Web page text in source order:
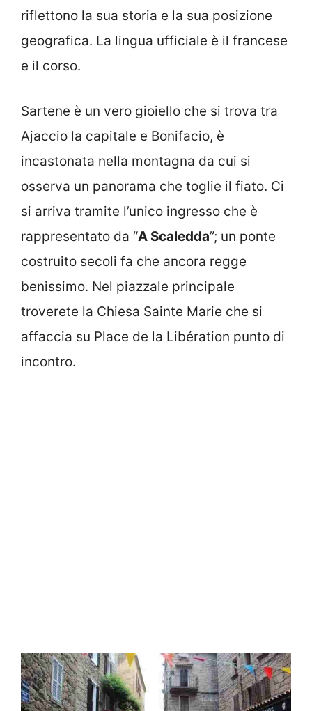
riflettono la sua storia e la sua posizione
geografica. La lingua ufficiale è il francese
e il corso.
Sartene è un vero gioiello che si trova tra
Ajaccio la capitale e Bonifacio, è
incastonata nella montagna da cui si
osserva un panorama che toglie il fiato. Ci
si arriva tramite l’unico ingresso che è
rappresentato da “A Scaledda”; un ponte
costruito secoli fa che ancora regge
benissimo. Nel piazzale principale
troverete la Chiesa Sainte Marie che si
affaccia su Place de la Libération punto di
incontro.